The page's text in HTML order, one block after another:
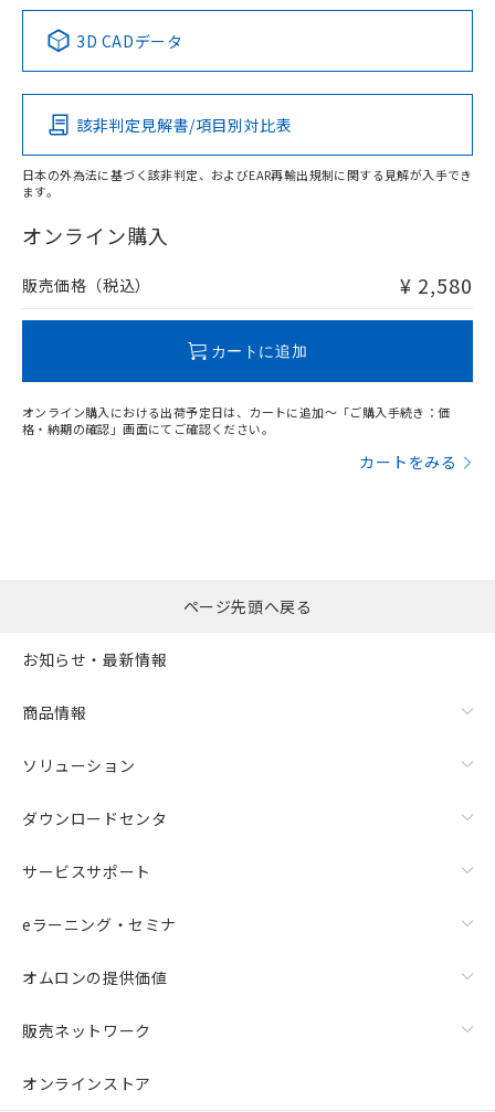
Pb Hg Cd Cr(VI)
O
在庫等で未対応品が混在する可能性があります。
問い合わせください。
この製品の規格認証/適合状況ページへ
その他の認証はこちらのページからご検索ください
3D CADデータ
該非判定見解書/項目別対比表
日本の外為法に基づく該非判定、およびEAR再輸出規制に関する見解が入手でき
ます。
オンライン購入
販売価格（税込） ¥ 2,580
カートに追加
オンライン購入における出荷予定日は、カートに追加～「ご購入手続き：価
格・納期の確認」画面にてご確認ください。
カートをみる
ページ先頭へ戻る
お知らせ・最新情報
商品情報
ソリューション
ダウンロードセンタ
サービスサポート
eラーニング・セミナ
オムロンの提供価値
販売ネットワーク
オンラインストア